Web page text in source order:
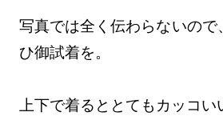
写真では全く伝わらないの
ひ御試着を。
上下で着るととてもカッコい